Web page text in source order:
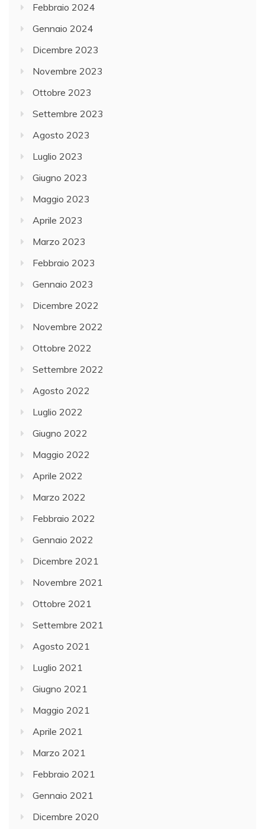
Febbraio 2024
Gennaio 2024
Dicembre 2023
Novembre 2023
Ottobre 2023
Settembre 2023
Agosto 2023
Luglio 2023
Giugno 2023
Maggio 2023
Aprile 2023
Marzo 2023
Febbraio 2023
Gennaio 2023
Dicembre 2022
Novembre 2022
Ottobre 2022
Settembre 2022
Agosto 2022
Luglio 2022
Giugno 2022
Maggio 2022
Aprile 2022
Marzo 2022
Febbraio 2022
Gennaio 2022
Dicembre 2021
Novembre 2021
Ottobre 2021
Settembre 2021
Agosto 2021
Luglio 2021
Giugno 2021
Maggio 2021
Aprile 2021
Marzo 2021
Febbraio 2021
Gennaio 2021
Dicembre 2020